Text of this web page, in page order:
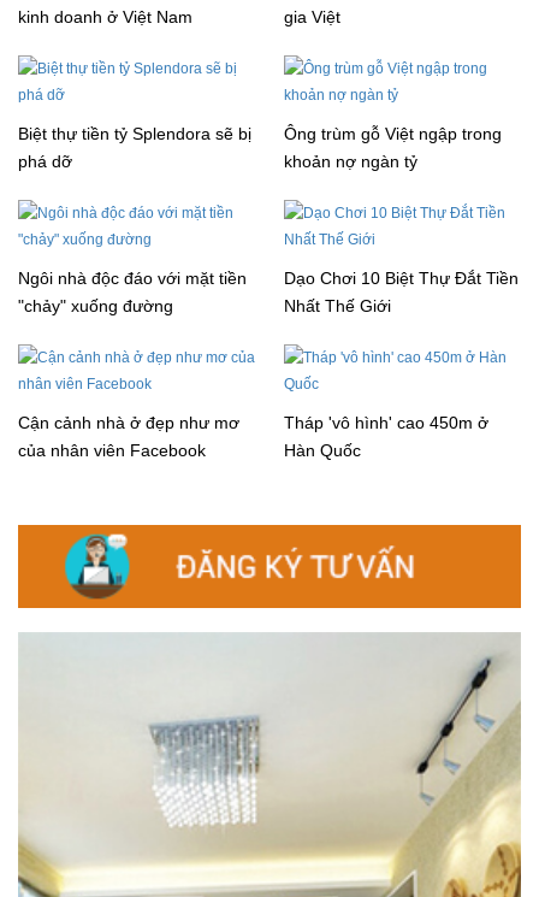
kinh doanh ở Việt Nam
gia Việt
Biệt thự tiền tỷ Splendora sẽ bị
phá dỡ
Ông trùm gỗ Việt ngập trong
khoản nợ ngàn tỷ
Ngôi nhà độc đáo với mặt tiền
"chảy" xuống đường
Dạo Chơi 10 Biệt Thự Đắt Tiền
Nhất Thế Giới
Cận cảnh nhà ở đẹp như mơ
của nhân viên Facebook
Tháp 'vô hình' cao 450m ở
Hàn Quốc